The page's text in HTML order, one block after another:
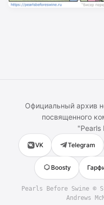
Официальный архив
посвященного
"Pearls
VK Telegram
Boosty
Pearls Before Swine ©
Andrews